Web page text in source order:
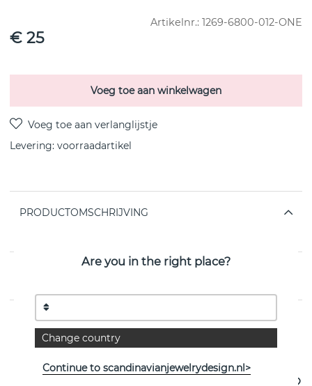
Artikelnr.: 1269-6800-012-ONE
€ 25
Voeg toe aan winkelwagen
Levering: voorraadartikel
PRODUCTOMSCHRIJVING
Bekijk meer artikelen
Are you in the right place?
Change country
Continue to scandinavianjewelrydesign.nl>